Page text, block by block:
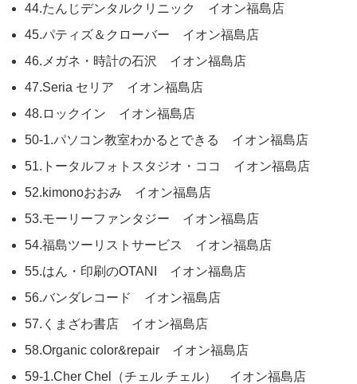
44.たんじデンタルクリニック イオン福島店
45.パティズ＆クローバー イオン福島店
46.メガネ・時計の石沢 イオン福島店
47.Seria セリア イオン福島店
48.ロックイン イオン福島店
50-1.パソコン教室わかるとできる イオン福島店
51.トータルフォトスタジオ・ココ イオン福島店
52.kimonoおおみ イオン福島店
53.モーリーファンタジー イオン福島店
54.福島ツーリストサービス イオン福島店
55.はん・印刷のOTANI イオン福島店
56.バンダレコード イオン福島店
57.くまざわ書店 イオン福島店
58.Organic color&repair イオン福島店
59-1.Cher Chel（チェル チェル） イオン福島店